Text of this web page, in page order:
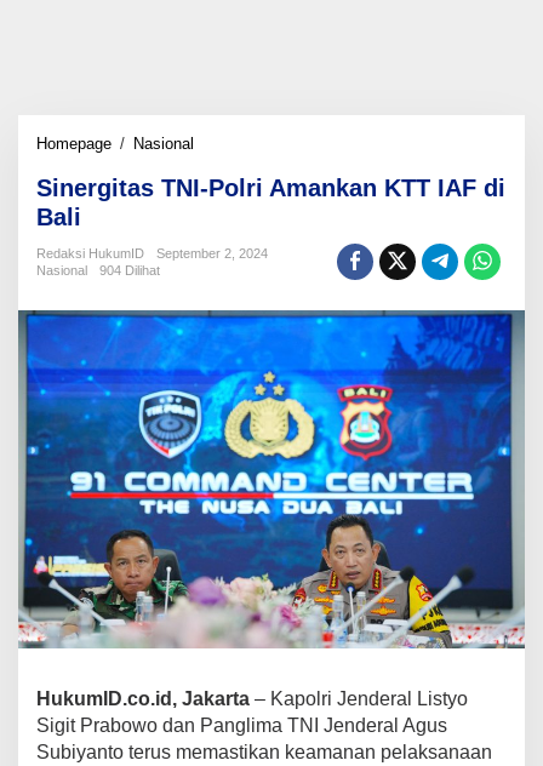
Homepage / Nasional
Polri
IAF
Sinergitas TNI-Polri Amankan KTT IAF di
Bali
Redaksi HukumID
September 2, 2024
Nasional
904 Dilihat
HukumID.co.id, Jakarta – Kapolri Jenderal Listyo
Sigit Prabowo dan Panglima TNI Jenderal Agus
Subiyanto terus memastikan keamanan pelaksanaan